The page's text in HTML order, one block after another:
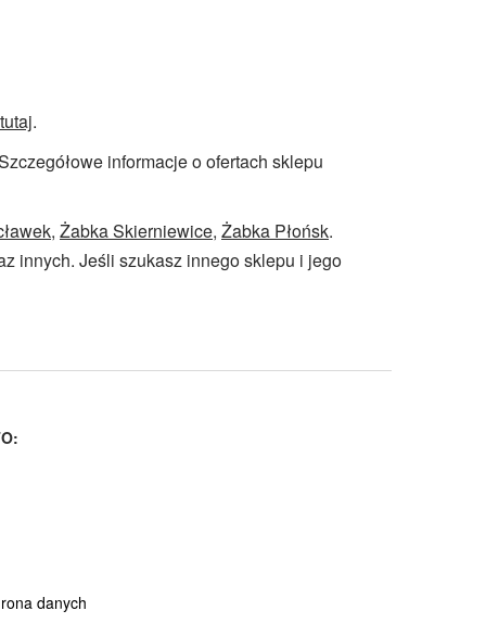
tutaj.
informacje o ofertach sklepu
, Żabka Skierniewice, Żabka Płońsk.
innych. Jeśli szukasz innego sklepu i jego
danych